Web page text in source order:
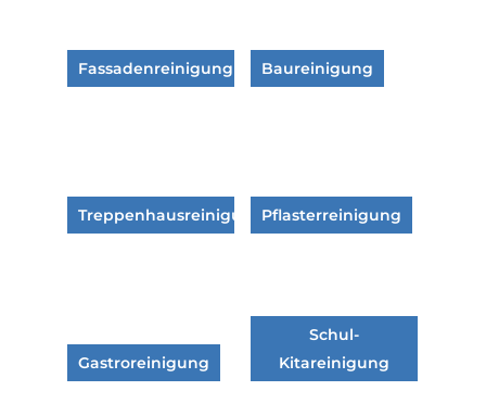
Fassadenreinigung Baureinigung
TreppenhausreinigungPflasterreinigung
Gastroreinigung
Schul-
Kitareinigung